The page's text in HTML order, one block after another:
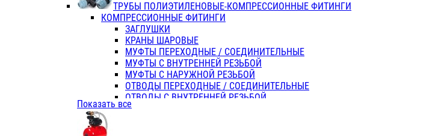
Отвертки
Хоз. инвентарь
ЭЛ. ИНСТРУМЕНТ OASIS
ТРУБЫ ПОЛИЭТИЛЕНОВЫЕ-КОМПРЕССИОННЫЕ ФИТИНГИ
КОМПРЕССИОННЫЕ ФИТИНГИ
ЗАГЛУШКИ
КРАНЫ ШАРОВЫЕ
МУФТЫ ПЕРЕХОДНЫЕ / СОЕДИНИТЕЛЬНЫЕ
МУФТЫ С ВНУТРЕННЕЙ РЕЗЬБОЙ
МУФТЫ С НАРУЖНОЙ РЕЗЬБОЙ
ОТВОДЫ ПЕРЕХОДНЫЕ / СОЕДИНИТЕЛЬНЫЕ
ОТВОДЫ С ВНУТРЕННЕЙ РЕЗЬБОЙ
ОТВОДЫ С НАРУЖНОЙ РЕЗЬБОЙ
Показать все